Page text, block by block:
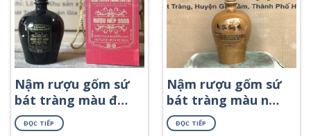
Nậm rượu gốm sứ
bát tràng màu đen
có tai NR-47
ĐỌC TIẾP
Nậm rượu gốm sứ
bát tràng màu nâu
sáng in logo NR-54
ĐỌC TIẾP